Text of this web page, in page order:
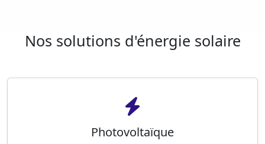
Nos solutions d'énergie solaire
Photovoltaïque